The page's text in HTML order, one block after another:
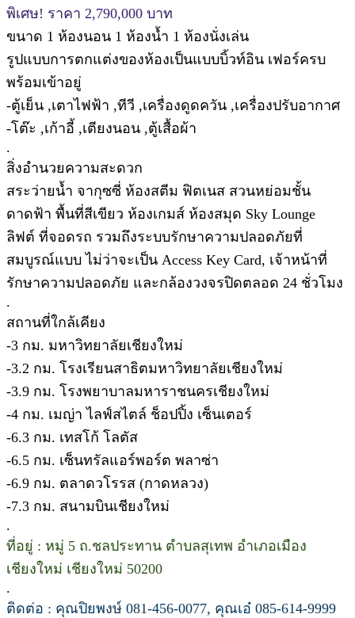
พิเศษ! ราคา 2,790,000 บาท
ขนาด 1 ห้องนอน 1 ห้องน้ำ 1 ห้องนั่งเล่น
รูปแบบการตกแต่งของห้องเป็นแบบบิ้วท์อิน เฟอร์ครบ
พร้อมเข้าอยู่
-ตู้เย็น ,เตาไฟฟ้า ,ทีวี ,เครื่องดูดควัน ,เครื่องปรับอากาศ
-โต๊ะ ,เก้าอี้ ,เตียงนอน ,ตู้เสื้อผ้า
.
สิ่งอำนวยความสะดวก
สระว่ายน้ำ จากุซซี่ ห้องสตีม ฟิตเนส สวนหย่อมชั้น
ดาดฟ้า พื้นที่สีเขียว ห้องเกมส์ ห้องสมุด Sky Lounge
ลิฟต์ ที่จอดรถ รวมถึงระบบรักษาความปลอดภัยที่
สมบูรณ์แบบ ไม่ว่าจะเป็น Access Key Card, เจ้าหน้าที่
รักษาความปลอดภัย และกล้องวงจรปิดตลอด 24 ชั่วโมง
.
สถานที่ใกล้เคียง
-3 กม. มหาวิทยาลัยเชียงใหม่
-3.2 กม. โรงเรียนสาธิตมหาวิทยาลัยเชียงใหม่
-3.9 กม. โรงพยาบาลมหาราชนครเชียงใหม่
-4 กม. เมญ่า ไลฟ์สไตล์ ช็อปปิ้ง เซ็นเตอร์
-6.3 กม. เทสโก้ โลตัส
-6.5 กม. เซ็นทรัลแอร์พอร์ต พลาซ่า
-6.9 กม. ตลาดวโรรส (กาดหลวง)
-7.3 กม. สนามบินเชียงใหม่
.
ที่อยู่ : หมู่ 5 ถ.ชลประทาน ตำบลสุเทพ อำเภอเมือง
เชียงใหม่ เชียงใหม่ 50200
.
ติดต่อ : คุณปิยพงษ์ 081-456-0077, คุณเอ๋ 085-614-9999